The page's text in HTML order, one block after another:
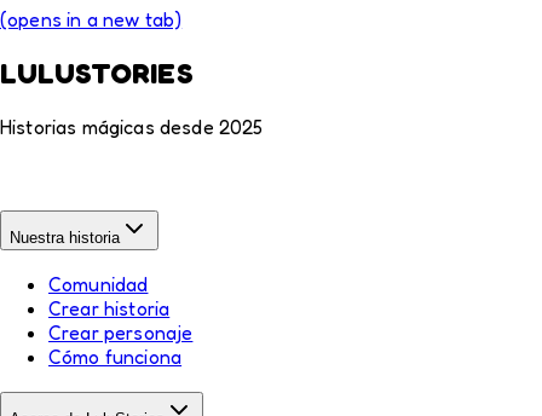
(opens in a new tab)
LULUSTORIES
Historias mágicas desde 2025
Nuestra historia
Comunidad
Crear historia
Crear personaje
Cómo funciona